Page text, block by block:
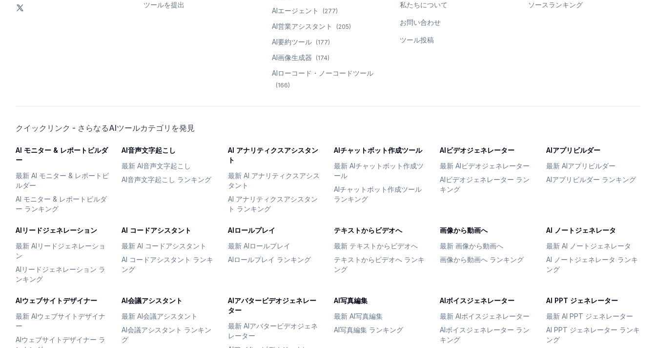
ツールを提出
AIエージェント (277)
AI営業アシスタント (205)
AI要約ツール (177)
AI画像生成器 (174)
AIローコード・ノーコードツール
(166)
私たちについて
お問い合わせ
ツール投稿
ソースランキング
クイックリンク - さらなるAIツールカテゴリを発見
AI モニター & レポートビルダ
ー
最新 AI モニター & レポートビ
ルダー
AI モニター & レポートビルダ
ー ランキング
AI音声文字起こし
最新 AI音声文字起こし
AI音声文字起こし ランキング
AI アナリティクスアシスタン
ト
最新 AI アナリティクスアシス
タント
AI アナリティクスアシスタン
ト ランキング
AIチャットボット作成ツール
最新 AIチャットボット作成ツ
ール
AIチャットボット作成ツール
ランキング
AIビデオジェネレーター
最新 AIビデオジェネレーター
AIビデオジェネレーター ラン
キング
AIアプリビルダー
最新 AIアプリビルダー
AIアプリビルダー ランキング
AIリードジェネレーション
最新 AIリードジェネレーショ
ン
AIリードジェネレーション ラ
ンキング
AI コードアシスタント
最新 AI コードアシスタント
AI コードアシスタント ランキ
ング
AIロールプレイ
最新 AIロールプレイ
AIロールプレイ ランキング
テキストからビデオへ
最新 テキストからビデオへ
テキストからビデオへ ランキ
ング
画像から動画へ
最新 画像から動画へ
画像から動画へ ランキング
AI ノートジェネレータ
最新 AI ノートジェネレータ
AI ノートジェネレータ ランキ
ング
AIウェブサイトデザイナー
最新 AIウェブサイトデザイナ
ー
AIウェブサイトデザイナー ラ
AI会議アシスタント
最新 AI会議アシスタント
AI会議アシスタント ランキン
グ
AIアバタービデオジェネレー
ター
最新 AIアバタービデオジェネ
レーター
AI写真編集
最新 AI写真編集
AI写真編集 ランキング
AIボイスジェネレーター
最新 AIボイスジェネレーター
AIボイスジェネレーター ラン
キング
AI PPT ジェネレーター
最新 AI PPT ジェネレーター
AI PPT ジェネレーター ランキ
ング